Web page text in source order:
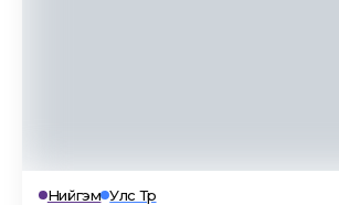
Нийгэм Улс Төр